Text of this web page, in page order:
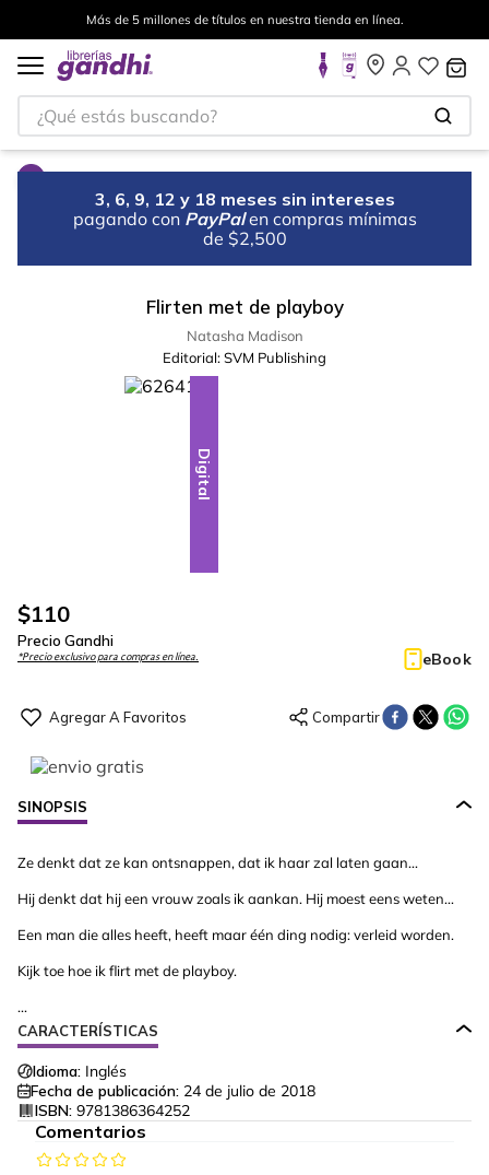
Más de 5 millones de títulos en nuestra tienda en línea.
¿Qué estás buscando?
3, 6, 9, 12 y 18 meses sin intereses
pagando con PayPal en compras mínimas
de $2,500
Flirten met de playboy
Natasha Madison
Editorial:SVM Publishing
Digital
$110
Precio Gandhi
*Precio exclusivo para compras en línea. eBook
SINOPSIS
Ze denkt dat ze kan ontsnappen, dat ik haar zal laten gaan...
Hij denkt dat hij een vrouw zoals ik aankan. Hij moest eens weten...
Een man die alles heeft, heeft maar één ding nodig: verleid worden.
Kijk toe hoe ik flirt met de playboy.
...
CARACTERÍSTICAS
Idioma: Inglés
Fecha de publicación: 24 de julio de 2018
ISBN: 9781386364252
Comentarios